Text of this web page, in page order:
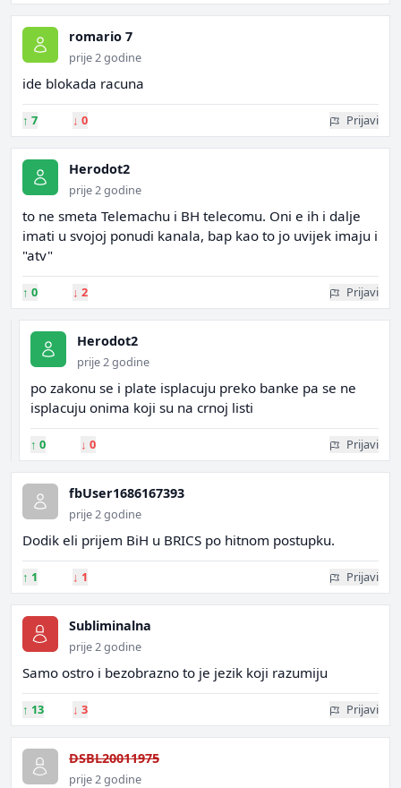
romario 7
prije 2 godine
ide blokada racuna
↑ 7 ↓ 0 Prijavi
Herodot2
prije 2 godine
to ne smeta Telemachu i BH telecomu. Oni e ih i dalje
imati u svojoj ponudi kanala, bap kao to jo uvijek imaju i
"atv"
↑ 0 ↓ 2 Prijavi
Herodot2
prije 2 godine
po zakonu se i plate isplacuju preko banke pa se ne
isplacuju onima koji su na crnoj listi
↑ 0 ↓ 0 Prijavi
fbUser1686167393
prije 2 godine
Dodik eli prijem BiH u BRICS po hitnom postupku.
↑ 1 ↓ 1 Prijavi
Subliminalna
prije 2 godine
Samo ostro i bezobrazno to je jezik koji razumiju
↑ 13 ↓ 3 Prijavi
DSBL20011975
prije 2 godine